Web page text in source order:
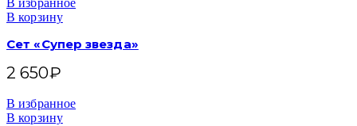
В избранное
В корзину
Сет «Супер звезда»
2 650₽
В избранное
В корзину